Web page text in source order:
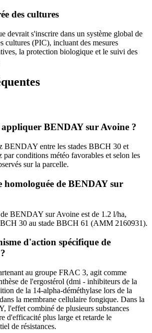
des cultures
devrait s'inscrire dans un système global de
cultures (PIC), incluant des mesures
la protection biologique et le suivi des
BENDAY sur Avoine ?
BENDAY entre les stades BBCH 30 et
conditions météo favorables et selon les
sur la parcelle.
homologuée de BENDAY sur
BENDAY sur Avoine est de 1.2 l/ha,
30 au stade BBCH 61 (AMM 2160931).
d'action spécifique de
au groupe FRAC 3, agit comme
de l'ergostérol (dmi - inhibiteurs de la
de la 14-alpha-déméthylase lors de la
la membrane cellulaire fongique. Dans la
l'effet combiné de plusieurs substances
d'efficacité plus large et retarde le
de résistances.